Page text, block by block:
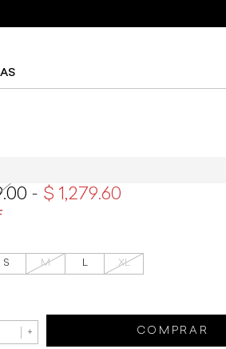
1,279.60
S M L XL
+ COMPRAR